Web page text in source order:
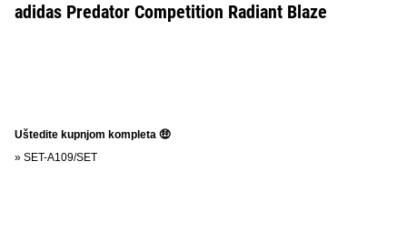
adidas Predator Competition Radiant Blaze
Uštedite kupnjom kompleta 🤑
» SET-A109/SET